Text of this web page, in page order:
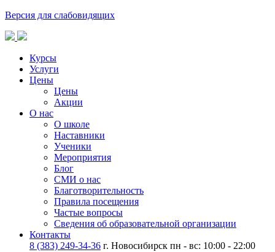
Версия для слабовидящих
Курсы
Услуги
Цены
Цены
Акции
О нас
О школе
Наставники
Ученики
Мероприятия
Блог
СМИ о нас
Благотворительность
Правила посещения
Частые вопросы
Сведения об образовательной организации
Контакты
8 (383) 249-34-36 г. Новосибирск пн - вс: 10:00 - 22:00